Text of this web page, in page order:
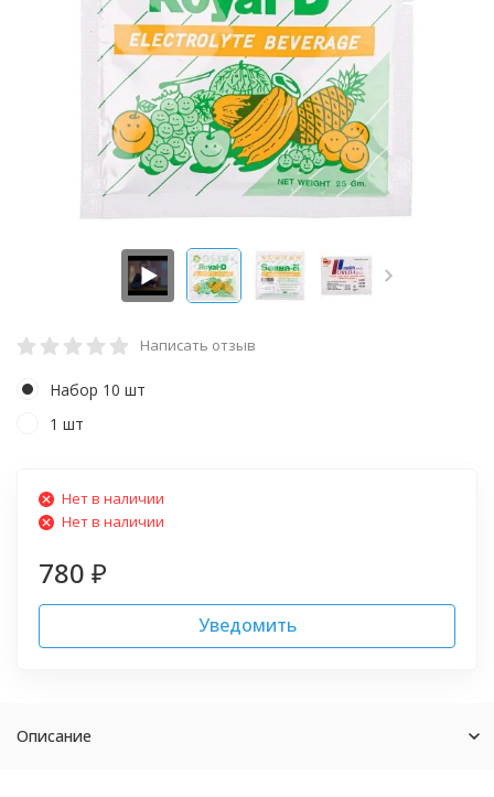
Написать отзыв
Набор 10 шт
1 шт
Нет в наличии
Нет в наличии
780 ₽
Уведомить
Описание